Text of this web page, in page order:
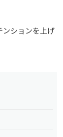
ンションを上げ